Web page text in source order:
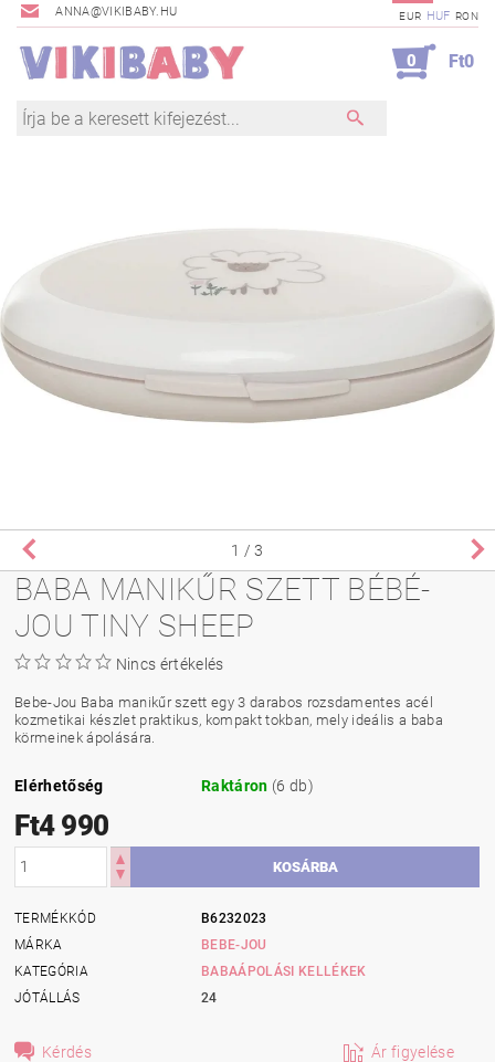
ANNA@VIKIBABY.HU EUR HUF RON
0 Ft0
1 / 3
BABA MANIKŰR SZETT BÉBÉ-
JOU TINY SHEEP
Nincs értékelés
Bebe-Jou Baba manikűr szett egy 3 darabos rozsdamentes acél
kozmetikai készlet praktikus, kompakt tokban, mely ideális a baba
körmeinek ápolására.
Elérhetőség Raktáron (6 db)
Ft4 990
TERMÉKKÓD
B6232023
MÁRKA
BEBE-JOU
KATEGÓRIA
BABAÁPOLÁSI KELLÉKEK
JÓTÁLLÁS
24
Kérdés Ár figyelése